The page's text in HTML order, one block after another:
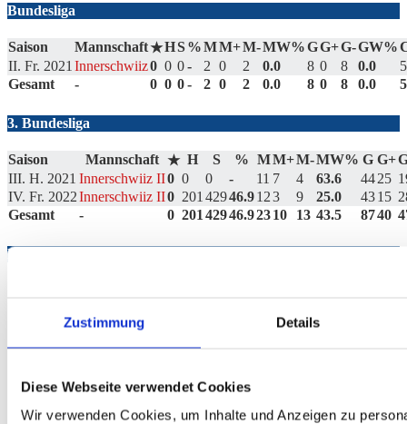
Zustimmung Details
Diese Webseite verwendet Cookies
Wir verwenden Cookies, um Inhalte und Anzeigen zu
Bundesliga
Saison Mannschaft★HS%MM+M-MW%GG+G-GW%
II. Fr. 2021 Innerschwiiz0 0 0- 2 0 2 0.0 8 0 8 0.0
Gesamt
- 0 0 0- 2 0 2 0.0 8 0 8 0.0
3. Bundesliga
Saison Mannschaft ★ H S % MM+M-MW% G G+
III. H. 2021 Innerschwiiz II0 0 0 - 11 7 4 63.6 4425
IV. Fr. 2022Innerschwiiz II0 20142946.9123 9 25.0 4315
Gesamt
- 0 20142946.92310 13 43.5 8740
Einsätze: 13
Innerschwiiz
II
4 - 12
3. Bundesliga
GrizzlyBeers
InnerschwiizB - IV. Fr. '22